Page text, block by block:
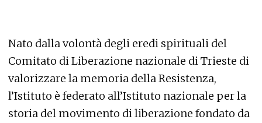
Nato dalla volontà degli eredi spirituali del
Comitato di Liberazione nazionale di Trieste di
valorizzare la memoria della Resistenza,
l’Istituto è federato all’Istituto nazionale per la
storia del movimento di liberazione fondato da